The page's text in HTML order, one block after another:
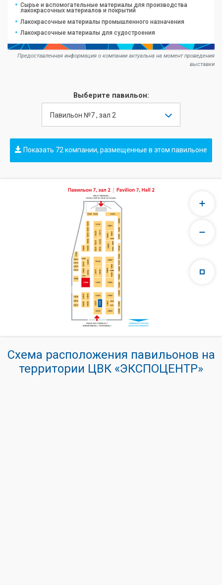
Сырье и вспомогательные материалы для производства
лакокрасочных материалов и покрытий
Лакокрасочные материалы промышленного назначения
Лакокрасочные материалы для судостроения
Предоставленная информация о компании актуальна на момент проведения
выставки
Выберите павильон:
Павильон №7 , зал 2
Показать 72 компании, размещенные в этом павильоне
Схема расположения павильонов на
территории ЦВК «ЭКСПОЦЕНТР»